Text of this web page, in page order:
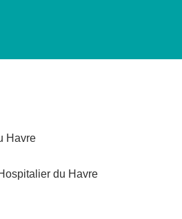
Havre
du Havre